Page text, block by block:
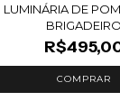
LUMINÁRIA DE
BRIGADEIRO